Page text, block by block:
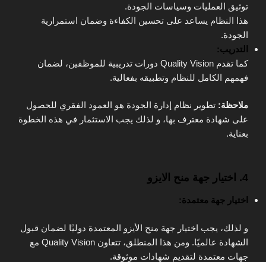
توثيق العمليات وسياسات الجودة.
هذا النظام يساعد على تحسين الكفاءة وضمان استمرارية
الجودة.
التدريب:
كما تقدم Quality Vision دورات تدريبية للموظفين، لضمان
فهمهم الكامل للنظام وتطبيقه بفعالية.
ملاحظة: تطوير نظام إدارة الجودة هو العمود الفقري للحصول
على شهادة معترف بها، و لذلك يجب الاستثمار في هذه الخطوة
بعناية.
4. اختيار جهة منح الايزو
اختيار جهة معتمدة:
و لذلك، يجب اختيار جهة منح الأيزو المعتمدة دوليًا لضمان قبول
الشهادة عالميًا. ومن هذا المنطلق، تتعاون Quality Vision مع
جهات معتمدة لتقديم شهادات موثوقة.